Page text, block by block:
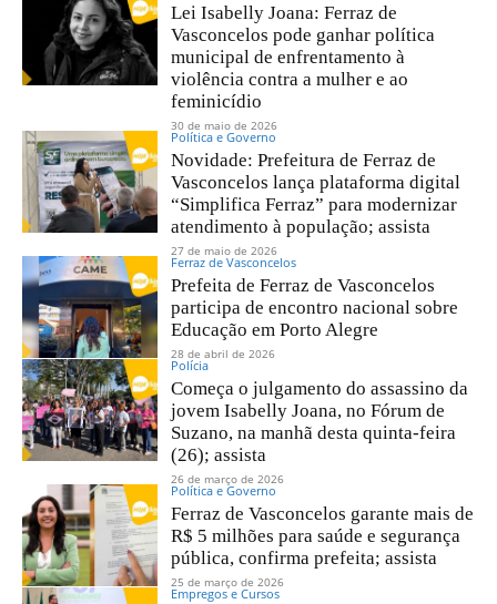
Lei Isabelly Joana: Ferraz de
Vasconcelos pode ganhar política
municipal de enfrentamento à
violência contra a mulher e ao
feminicídio
30 de maio de 2026
Política e Governo
Novidade: Prefeitura de Ferraz de
Vasconcelos lança plataforma digital
“Simplifica Ferraz” para modernizar
atendimento à população; assista
27 de maio de 2026
Ferraz de Vasconcelos
Prefeita de Ferraz de Vasconcelos
participa de encontro nacional sobre
Educação em Porto Alegre
28 de abril de 2026
Polícia
Começa o julgamento do assassino da
jovem Isabelly Joana, no Fórum de
Suzano, na manhã desta quinta-feira
(26); assista
26 de março de 2026
Política e Governo
Ferraz de Vasconcelos garante mais de
R$ 5 milhões para saúde e segurança
pública, confirma prefeita; assista
25 de março de 2026
Empregos e Cursos